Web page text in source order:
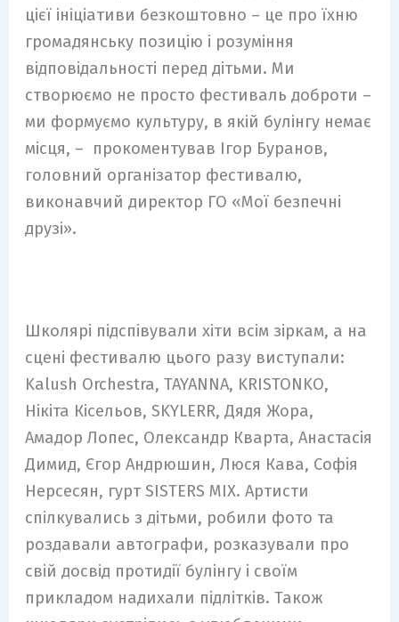
цієї ініціативи безкоштовно – це про їхню
громадянську позицію і розуміння
відповідальності перед дітьми. Ми
створюємо не просто фестиваль доброти –
ми формуємо культуру, в якій булінгу немає
місця, – прокоментував Ігор Буранов,
головний організатор фестивалю,
виконавчий директор ГО «Мої безпечні
друзі».
Школярі підспівували хіти всім зіркам, а на
сцені фестивалю цього разу виступали:
Kalush Orchestra, TAYANNA, KRISTONKO,
Нікіта Кісельов, SKYLERR, Дядя Жора,
Амадор Лопес, Олександр Кварта, Анастасія
Димид, Єгор Андрюшин, Люся Кава, Софія
Нерсесян, гурт SISTERS MIX. Артисти
спілкувались з дітьми, робили фото та
роздавали автографи, розказували про
свій досвід протидії булінгу і своїм
прикладом надихали підлітків. Також